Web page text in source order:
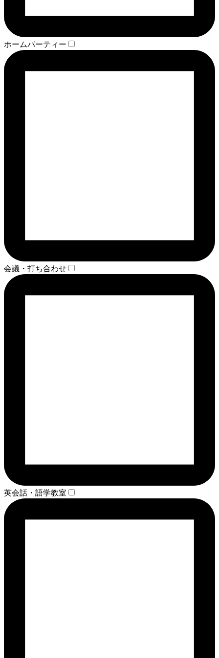
ホームパーティー
会議・打ち合わせ
英会話・語学教室